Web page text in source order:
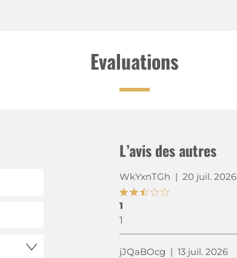
Evaluations
L’avis des autres
WkYxnTGh | 20 juil. 2026
1
1
jJQaBOcg | 13 juil. 2026